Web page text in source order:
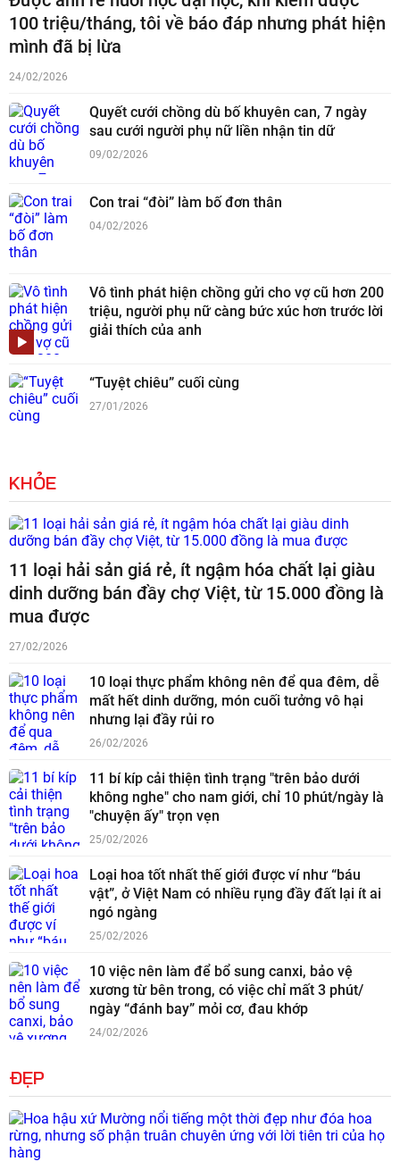
100 triệu/tháng, tôi về báo đáp nhưng phát hiện
mình đã bị lừa
24/02/2026
Quyết cưới chồng dù bố khuyên can, 7 ngày
sau cưới người phụ nữ liền nhận tin dữ
09/02/2026
Con trai “đòi” làm bố đơn thân
04/02/2026
Vô tình phát hiện chồng gửi cho vợ cũ hơn 200
triệu, người phụ nữ càng bức xúc hơn trước lời
giải thích của anh
“Tuyệt chiêu” cuối cùng
27/01/2026
KHỎE
11 loại hải sản giá rẻ, ít ngậm hóa chất lại giàu
dinh dưỡng bán đầy chợ Việt, từ 15.000 đồng là
mua được
27/02/2026
10 loại thực phẩm không nên để qua đêm, dễ
mất hết dinh dưỡng, món cuối tưởng vô hại
nhưng lại đầy rủi ro
26/02/2026
11 bí kíp cải thiện tình trạng "trên bảo dưới
không nghe" cho nam giới, chỉ 10 phút/ngày là
"chuyện ấy" trọn vẹn
25/02/2026
Loại hoa tốt nhất thế giới được ví như “báu
vật”, ở Việt Nam có nhiều rụng đầy đất lại ít ai
ngó ngàng
25/02/2026
10 việc nên làm để bổ sung canxi, bảo vệ
xương từ bên trong, có việc chỉ mất 3 phút/
ngày “đánh bay” mỏi cơ, đau khớp
24/02/2026
ĐẸP